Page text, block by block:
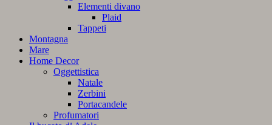
Elementi divano
Plaid
Tappeti
Montagna
Mare
Home Decor
Oggettistica
Natale
Zerbini
Portacandele
Profumatori